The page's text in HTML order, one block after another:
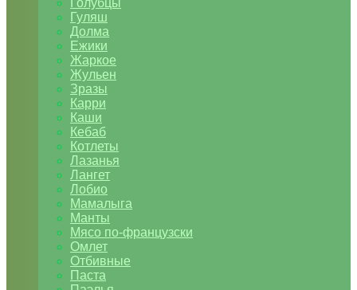
Голубцы
Гуляш
Долма
Ежики
Жаркое
Жульен
Зразы
Карри
Каши
Кебаб
Котлеты
Лазанья
Лангет
Лобио
Мамалыга
Манты
Мясо по-французски
Омлет
Отбивные
Паста